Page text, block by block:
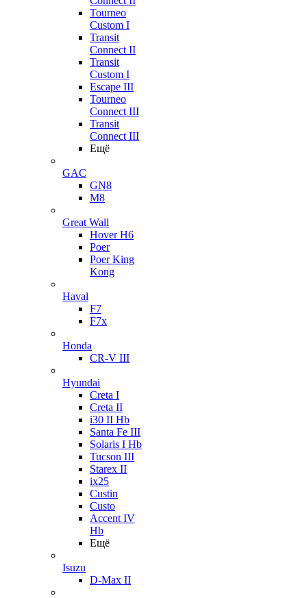
Tourneo
Custom I
Transit
Connect II
Transit
Custom I
Escape III
Tourneo
Connect III
Transit
Connect III
Ещё
GAC
GN8
M8
Great Wall
Hover H6
Poer
Poer King
Kong
Haval
F7
F7x
Honda
CR-V III
Hyundai
Creta I
Creta II
i30 II Hb
Santa Fe III
Solaris I Hb
Tucson III
Starex II
ix25
Custin
Custo
Accent IV
Hb
Ещё
Isuzu
D-Max II